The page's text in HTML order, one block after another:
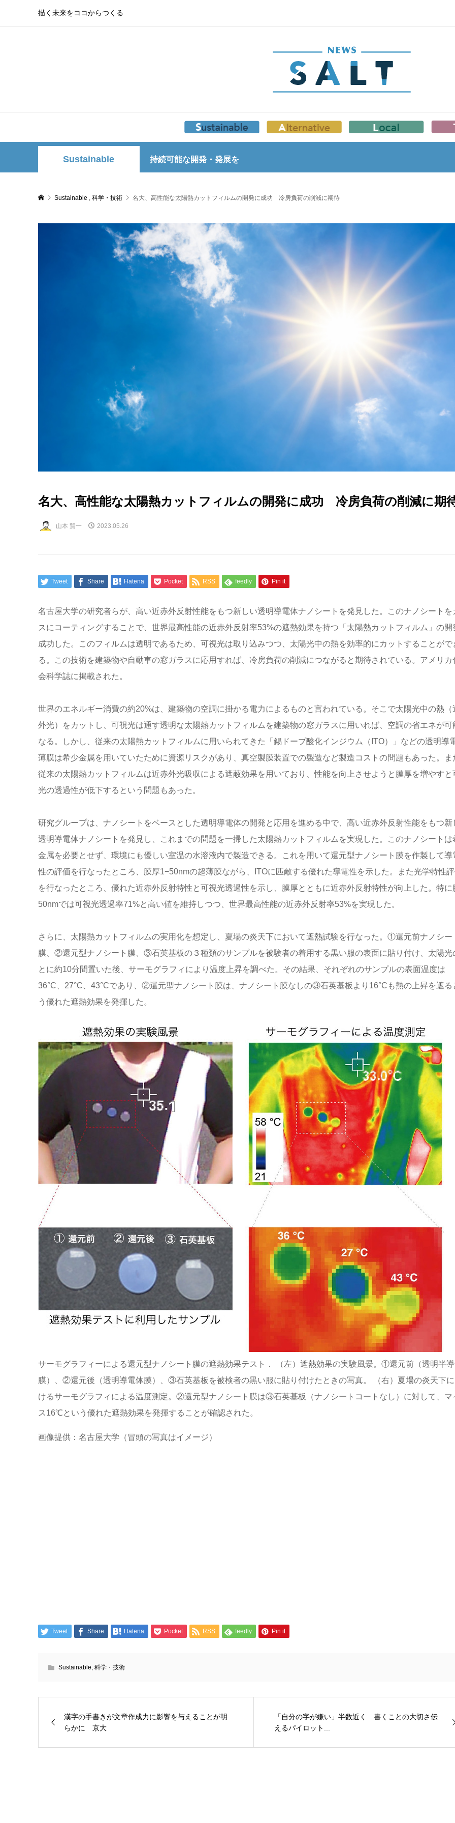
描く未来をココからつくる
Sustainable 持続可能な開発・発展を
Sustainable , 科学・技術 名大、高性能な太陽熱カットフィルムの開発に成功 冷房負荷の削減に期待
名大、高性能な太陽熱カットフィルムの開発に成功 冷房負荷の削減に期
山本 賢一 2023.05.26
Tweet Share Hatena Pocket RSS feedly Pin it
名古屋大学の研究者らが、高い近赤外反射性能をもつ新しい透明導電体ナノシートを発見した。このナノシートを
スにコーティングすることで、世界最高性能の近赤外反射率53%の遮熱効果を持つ「太陽熱カットフィルム」の開
成功した。このフィルムは透明であるため、可視光は取り込みつつ、太陽光中の熱を効率的にカットすることがで
る。この技術を建築物や自動車の窓ガラスに応用すれば、冷房負荷の削減につながると期待されている。アメリカ
会科学誌に掲載された。
世界のエネルギー消費の約20%は、建築物の空調に掛かる電力によるものと言われている。そこで太陽光中の熱（
外光）をカットし、可視光は通す透明な太陽熱カットフィルムを建築物の窓ガラスに用いれば、空調の省エネが可
なる。しかし、従来の太陽熱カットフィルムに用いられてきた「錫ドープ酸化インジウム（ITO）」などの透明導
薄膜は希少金属を用いていたために資源リスクがあり、真空製膜装置での製造など製造コストの問題もあった。ま
従来の太陽熱カットフィルムは近赤外光吸収による遮蔽効果を用いており、性能を向上させようと膜厚を増やすと
光の透過性が低下するという問題もあった。
研究グループは、ナノシートをベースとした透明導電体の開発と応用を進める中で、高い近赤外反射性能をもつ新
透明導電体ナノシートを発見し、これまでの問題を一掃した太陽熱カットフィルムを実現した。このナノシートは
金属を必要とせず、環境にも優しい室温の水溶液内で製造できる。これを用いて還元型ナノシート膜を作製して導
性の評価を行なったところ、膜厚1−50nmの超薄膜ながら、ITOに匹敵する優れた導電性を示した。また光学特性
を行なったところ、優れた近赤外反射特性と可視光透過性を示し、膜厚とともに近赤外反射特性が向上した。特に
50nmでは可視光透過率71%と高い値を維持しつつ、世界最高性能の近赤外反射率53%を実現した。
さらに、太陽熱カットフィルムの実用化を想定し、夏場の炎天下において遮熱試験を行なった。①還元前ナノシー
膜、②還元型ナノシート膜、③石英基板の３種類のサンプルを被験者の着用する黒い服の表面に貼り付け、太陽光
とに約10分間置いた後、サーモグラフィにより温度上昇を調べた。その結果、それぞれのサンプルの表面温度は
36°C、27°C、43°Cであり、②還元型ナノシート膜は、ナノシート膜なしの③石英基板より16°Cも熱の上昇を遮る
う優れた遮熱効果を発揮した。
サーモグラフィーによる還元型ナノシート膜の遮熱効果テスト． （左）遮熱効果の実験風景。①還元前（透明半
膜）、②還元後（透明導電体膜）、③石英基板を被検者の黒い服に貼り付けたときの写真。 （右）夏場の炎天下
けるサーモグラフィによる温度測定。②還元型ナノシート膜は③石英基板（ナノシートコートなし）に対して、マ
ス16℃という優れた遮熱効果を発揮することが確認された。
画像提供：名古屋大学（冒頭の写真はイメージ）
Tweet Share Hatena Pocket RSS feedly Pin it
Sustainable 科学・技術
漢字の手書きが文章作成力に影響を与えることが明
らかに 京大
「自分の字が嫌い」半数近く 書くことの大切さ伝
えるパイロット...